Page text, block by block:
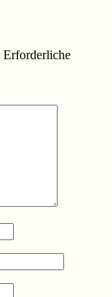
Erforderliche